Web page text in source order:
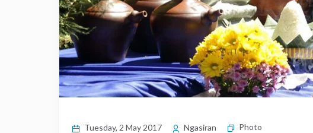
Tuesday, 2 May 2017 Ngasiran Photo